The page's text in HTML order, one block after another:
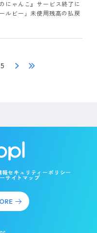
にゃんこ』サービス終了に
ルビー」未使用残高の払戻
5
報セキュリティーポリシー
サイトマップ